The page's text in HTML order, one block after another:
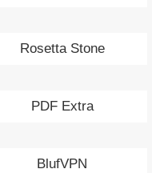
Rosetta Stone
PDF Extra
BlufVPN